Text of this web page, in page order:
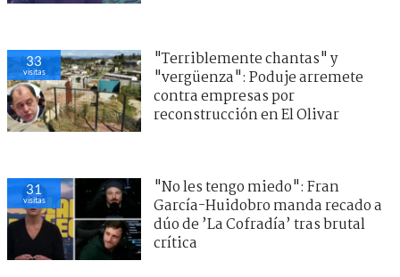
33
visitas
"Terriblemente chantas" y
"vergüenza": Poduje arremete
contra empresas por
reconstrucción en El Olivar
31
visitas
"No les tengo miedo": Fran
García-Huidobro manda recado a
dúo de ’La Cofradía’ tras brutal
crítica